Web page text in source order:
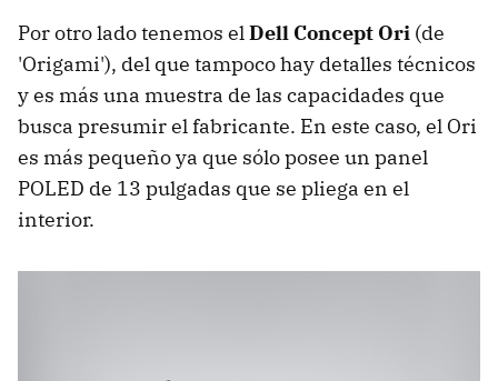
Por otro lado tenemos elDell Concept Ori (de
'Origami'), del que tampoco hay detalles técnicos
y es más una muestra de las capacidades que
busca presumir el fabricante. En este caso, el Ori
es más pequeño ya que sólo posee un panel
POLED de 13 pulgadas que se pliega en el
interior.